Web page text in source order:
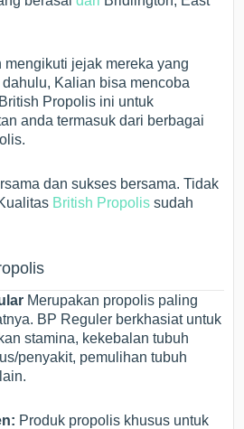
jejak mereka yang
Kalian bisa mencoba
Propolis ini untuk
anda termasuk dari berbagai
dan sukses bersama. Tidak
British Propolis sudah
Merupakan propolis paling
BP Reguler berkhasiat untuk
stamina, kekebalan tubuh
penyakit, pemulihan tubuh
Produk propolis khusus untuk